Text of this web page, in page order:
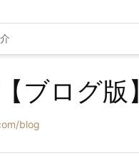
ブログ版】
blog